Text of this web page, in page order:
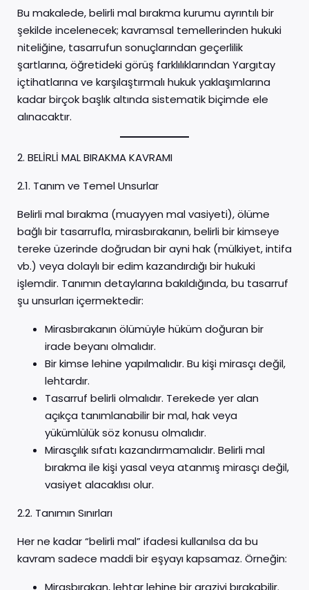
Bu makalede, belirli mal bırakma kurumu ayrıntılı bir
şekilde incelenecek; kavramsal temellerinden hukuki
niteliğine, tasarrufun sonuçlarından geçerlilik
şartlarına, öğretideki görüş farklılıklarından Yargıtay
içtihatlarına ve karşılaştırmalı hukuk yaklaşımlarına
kadar birçok başlık altında sistematik biçimde ele
alınacaktır.
2. BELİRLİ MAL BIRAKMA KAVRAMI
2.1. Tanım ve Temel Unsurlar
Belirli mal bırakma (muayyen mal vasiyeti), ölüme
bağlı bir tasarrufla, mirasbırakanın, belirli bir kimseye
tereke üzerinde doğrudan bir ayni hak (mülkiyet, intifa
vb.) veya dolaylı bir edim kazandırdığı bir hukuki
işlemdir. Tanımın detaylarına bakıldığında, bu tasarruf
şu unsurları içermektedir:
Mirasbırakanın ölümüyle hüküm doğuran bir
irade beyanı olmalıdır.
Bir kimse lehine yapılmalıdır. Bu kişi mirasçı değil,
lehtardır.
Tasarruf belirli olmalıdır. Terekede yer alan
açıkça tanımlanabilir bir mal, hak veya
yükümlülük söz konusu olmalıdır.
Mirasçılık sıfatı kazandırmamalıdır. Belirli mal
bırakma ile kişi yasal veya atanmış mirasçı değil,
vasiyet alacaklısı olur.
2.2. Tanımın Sınırları
Her ne kadar “belirli mal” ifadesi kullanılsa da bu
kavram sadece maddi bir eşyayı kapsamaz. Örneğin:
Mirasbırakan, lehtar lehine bir araziyi bırakabilir.